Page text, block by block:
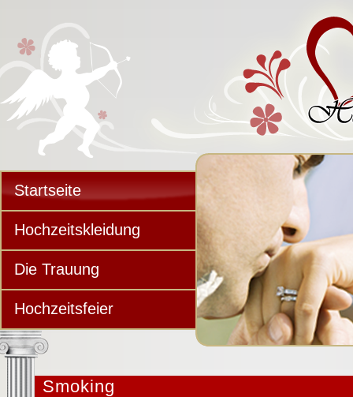
Startseite
Hochzeitskleidung
Die Trauung
Hochzeitsfeier
Smoking